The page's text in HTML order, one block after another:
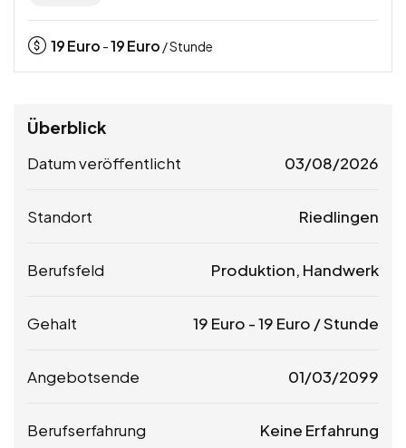
19Euro -19Euro / Stunde
Überblick
Datum veröffentlicht 03/08/2026
Standort Riedlingen
Berufsfeld Produktion, Handwerk
Gehalt 19 Euro -19 Euro / Stunde
Angebotsende 01/03/2099
Berufserfahrung Keine Erfahrung